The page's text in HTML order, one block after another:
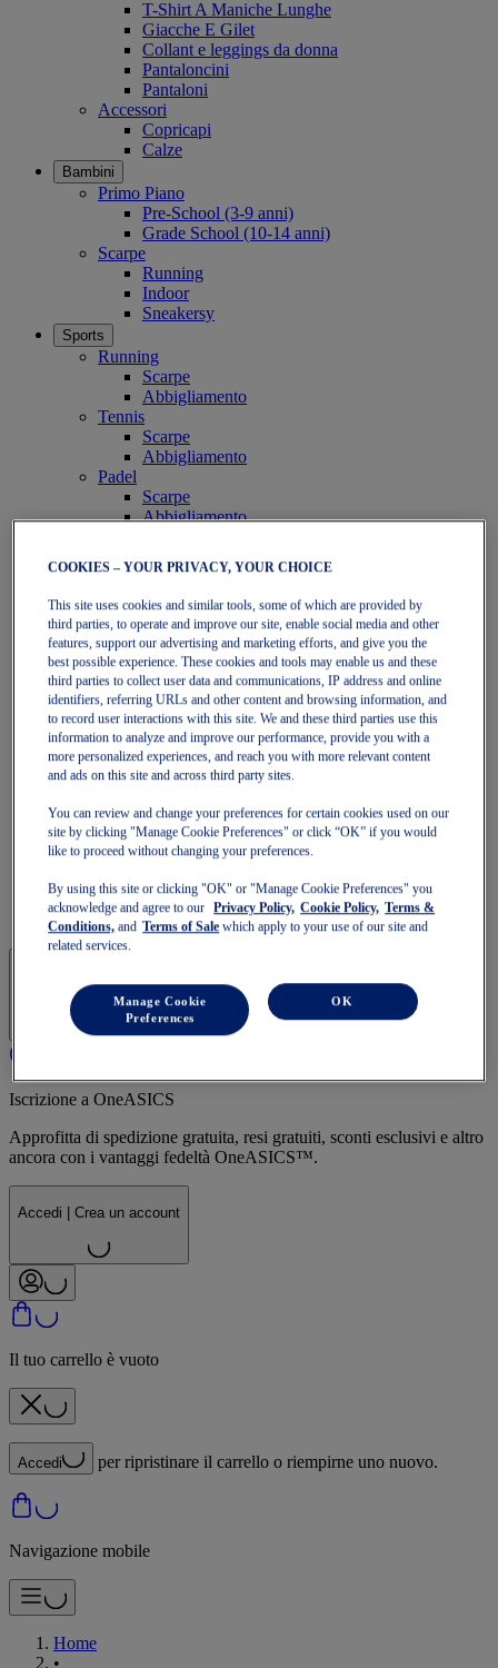
T-Shirt A Maniche Lunghe
Giacche E Gilet
Collant e leggings da donna
Pantaloncini
Pantaloni
Accessori
Copricapi
Calze
Bambini
Primo Piano
Pre-School (3-9 anni)
Grade School (10-14 anni)
Scarpe
Running
Indoor
Sneakersy
Sports
Running
Scarpe
Abbigliamento
Tennis
Scarpe
Abbigliamento
Padel
Scarpe
Abbigliamento
Corri più lontano - Neutre
GEL-NIMBUS
GEL-CUMULUS
GEL-PULSE
Corri più lontano - Pronatori
GEL-KAYANO
GT-2000
GT-1000
Corri più veloce
NOVABLAST
DYNABLAST
NOOSA
GEL-VENTURE
GEL-TRABUCO
GEL-SONOMA
SportStyle
GEL-QUANTUM
JAPAN S
Iscrizione a OneASICS
Approfitta di spedizione gratuita, resi gratuiti, sconti esclusivi e altro
ancora con i vantaggi fedeltà OneASICS™.
Accedi | Crea un account
Il tuo carrello è vuoto
Accedi per ripristinare il carrello o riempirne uno nuovo.
Navigazione mobile
Home
•
COOKIES – YOUR PRIVACY, YOUR CHOICE
This site uses cookies and similar tools, some of which are provided by
third parties, to operate and improve our site, enable social media and other
features, support our advertising and marketing efforts, and give you the
best possible experience. These cookies and tools may enable us and these
third parties to collect user data and communications, IP address and online
identifiers, referring URLs and other content and browsing information, and
to record user interactions with this site. We and these third parties use this
information to analyze and improve our performance, provide you with a
more personalized experiences, and reach you with more relevant content
and ads on this site and across third party sites.
You can review and change your preferences for certain cookies used on our
site by clicking "Manage Cookie Preferences" or click “OK” if you would
like to proceed without changing your preferences.
By using this site or clicking "OK" or "Manage Cookie Preferences" you
acknowledge and agree to our
Privacy Policy, Cookie Policy, Terms &
Conditions, and Terms of Sale which apply to your use of our site and
related services.
Manage Cookie
Preferences
OK